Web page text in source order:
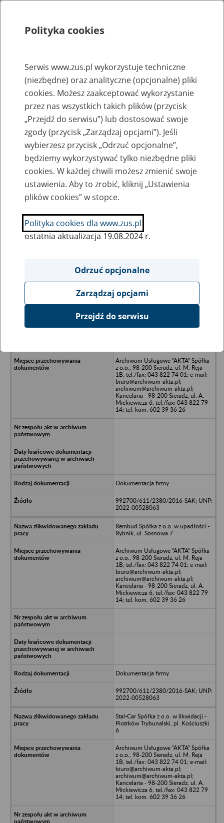
Rejestry, ewidencje i archiwa
Baza zlikwidowanych lub
przekształconych zakładów pracy
Nazwa zakładu pracy:
SZUKAJ
Ukryj wszystkie pozycje bazy
ATM INVESTMENTS GROUP Spółka
Archiwum Usługowe "AKTA" Spółka
z o.o., 98-200 Sieradz, ul. M. Reja
1B, tel./fax: 043 822 74 01; e-mail:
biuro@archiwum-akta.pl;
archiwum@archiwum-akta.pl;
Kancelaria - 98-200 Sieradz, ul. A.
Mickiewicza 6, tel./fax: 043 822 79
14; tel. kom. 602 39 36 26
Dokumentacja firmy
992700/611/2380/2016-SAK; UNP:
2022-00528063
Rembud Spółka z o.o. w upadłości -
Rybnik, ul. Sosnowa 7
Archiwum Usługowe "AKTA" Spółka
z o.o., 98-200 Sieradz, ul. M. Reja
1B, tel./fax: 043 822 74 01; e-mail:
biuro@archiwum-akta.pl;
archiwum@archiwum-akta.pl;
Kancelaria - 98-200 Sieradz, ul. A.
Mickiewicza 6, tel./fax: 043 822 79
14; tel. kom. 602 39 36 26
Dokumentacja firmy
992700/611/2380/2016-SAK; UNP:
2022-00528063
Stal-Car Spółka z o.o. w likwidacji -
Piotrków Trybunalski, pl. Kościuszki
6
Archiwum Usługowe "AKTA" Spółka
z o.o., 98-200 Sieradz, ul. M. Reja
1B, tel./fax: 043 822 74 01; e-mail:
biuro@archiwum-akta.pl;
archiwum@archiwum-akta.pl;
Kancelaria - 98-200 Sieradz, ul. A.
Mickiewicza 6, tel./fax: 043 822 79
14; tel. kom. 602 39 36 26
Polityka cookies
Serwis www.zus.pl wykorzystuje techniczne
(niezbędne) oraz analityczne (opcjonalne) pliki
cookies. Możesz zaakceptować wykorzystanie
przez nas wszystkich takich plików (przycisk
„Przejdź do serwisu”) lub dostosować swoje
zgody (przycisk „Zarządzaj opcjami”). Jeśli
wybierzesz przycisk „Odrzuć opcjonalne”,
będziemy wykorzystywać tylko niezbędne pliki
cookies. W każdej chwili możesz zmienić swoje
ustawienia. Aby to zrobić, kliknij „Ustawienia
plików cookies” w stopce.
Polityka cookies dla www.zus.pl
ostatnia aktualizacja 19.08.2024 r.
Odrzuć opcjonalne
Zarządzaj opcjami
Przejdź do serwisu